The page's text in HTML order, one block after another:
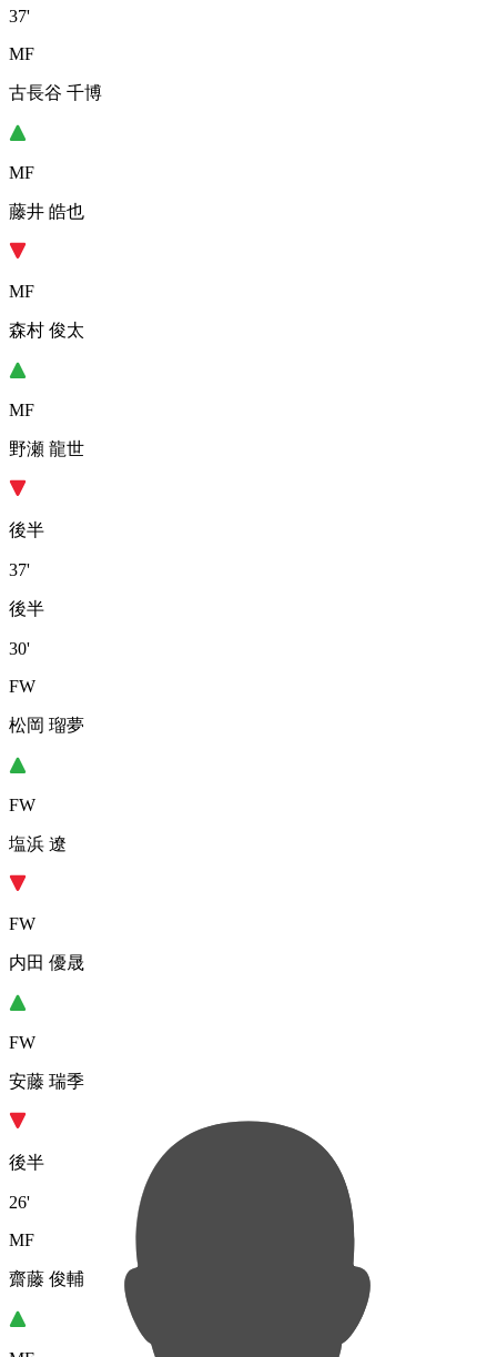
37'
MF
古長谷 千博
MF
藤井 皓也
MF
森村 俊太
MF
野瀬 龍世
後半
37'
後半
30'
FW
松岡 瑠夢
FW
塩浜 遼
FW
内田 優晟
FW
安藤 瑞季
後半
26'
MF
齋藤 俊輔